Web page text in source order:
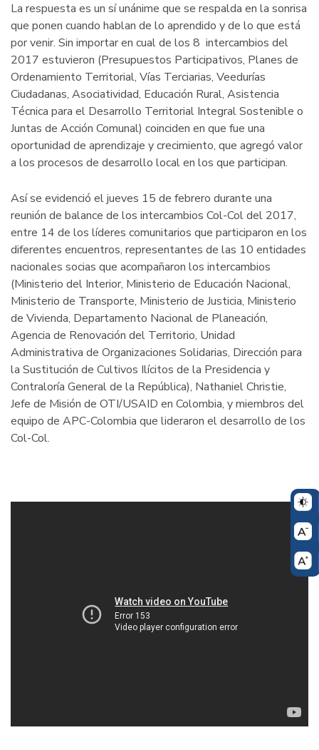
La respuesta es un sí unánime que se respalda en la sonrisa
que ponen cuando hablan de lo aprendido y de lo que está
por venir. Sin importar en cual de los 8 intercambios del
2017 estuvieron (Presupuestos Participativos, Planes de
Ordenamiento Territorial, Vías Terciarias, Veedurías
Ciudadanas, Asociatividad, Educación Rural, Asistencia
Técnica para el Desarrollo Territorial Integral Sostenible o
Juntas de Acción Comunal) coinciden en que fue una
oportunidad de aprendizaje y crecimiento, que agregó valor
a los procesos de desarrollo local en los que participan.
Así se evidenció el jueves 15 de febrero durante una
reunión de balance de los intercambios Col-Col del 2017,
entre 14 de los líderes comunitarios que participaron en los
diferentes encuentros, representantes de las 10 entidades
nacionales socias que acompañaron los intercambios
(Ministerio del Interior, Ministerio de Educación Nacional,
Ministerio de Transporte, Ministerio de Justicia, Ministerio
de Vivienda, Departamento Nacional de Planeación,
Agencia de Renovación del Territorio, Unidad
Administrativa de Organizaciones Solidarias, Dirección para
la Sustitución de Cultivos Ilícitos de la Presidencia y
Contraloría General de la República), Nathaniel Christie,
Jefe de Misión de OTI/USAID en Colombia, y miembros del
equipo de APC-Colombia que lideraron el desarrollo de los
Col-Col.